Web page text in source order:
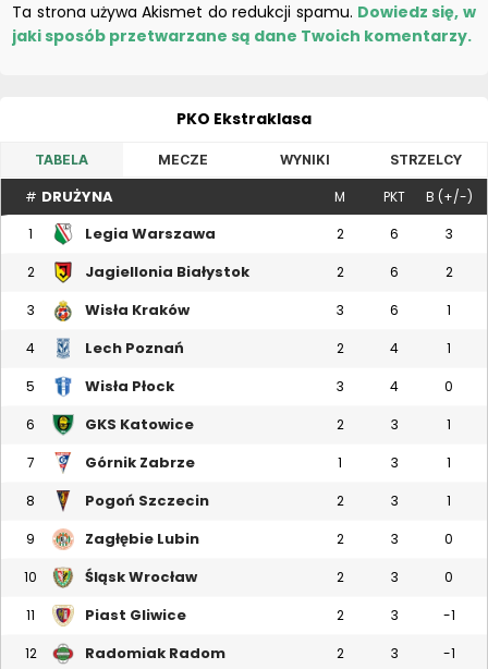
Ta strona używa Akismet do redukcji spamu. Dowiedz się, w
jaki sposób przetwarzane są dane Twoich komentarzy.
PKO Ekstraklasa
TABELA MECZE WYNIKI STRZELCY
# DRUŻYNA M PKT B (+/-)
1 Legia Warszawa 2 6 3
2 Jagiellonia Białystok 2 6 2
3 Wisła Kraków 3 6 1
4 Lech Poznań 2 4 1
5 Wisła Płock 3 4 0
6 GKS Katowice 2 3 1
7 Górnik Zabrze 1 3 1
8 Pogoń Szczecin 2 3 1
9 Zagłębie Lubin 2 3 0
10 Śląsk Wrocław 2 3 0
11 Piast Gliwice 2 3 -1
12 Radomiak Radom 2 3 -1